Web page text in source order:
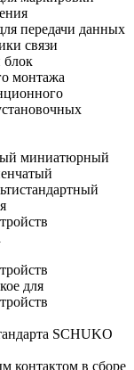
передачи данных
связи
блок
монтажа
миниатюрный
для
SCHUKO
контактом в сборе